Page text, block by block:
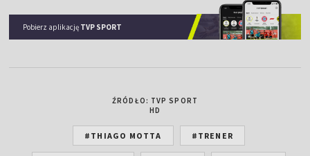
Pobierz aplikację TVP SPORT
ŹRÓDŁO: TVP SPORT
HD
#THIAGO MOTTA #TRENER